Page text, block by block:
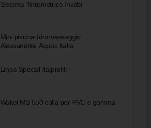
Sistema Tintometrico Invebi
Mini piscina Idromassaggio
Alessandrite Aquos Italia
Linea Special Italprofili
Wakol MS 550 colla per PVC e gomma